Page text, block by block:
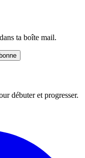
ta boîte mail.
débuter et progresser.